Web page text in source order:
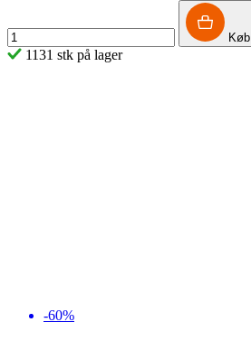
Køb
1131 stk på lager
-60%